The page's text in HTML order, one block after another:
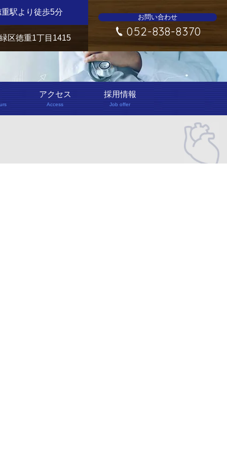
駅より徒歩5分
区徳重1丁目1415
お問い合わせ
052-838-8370
アクセス
Access
採用情報
Job offer